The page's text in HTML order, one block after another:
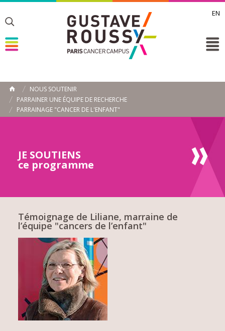
EN
Toggle
Toggle
Toggle
ACCUEIL
NOUS SOUTENIR
PARRAINER UNE ÉQUIPE DE RECHERCHE
PARRAINAGE "CANCER DE L'ENFANT"
JE SOUTIENS
ce programme
Témoignage de Liliane, marraine de
l’équipe "cancers de l’enfant"